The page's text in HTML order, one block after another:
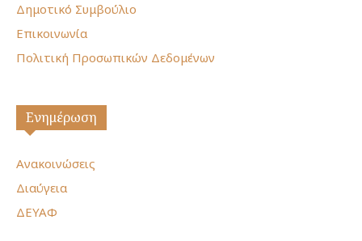
Δημοτικό Συμβούλιο
Επικοινωνία
Πολιτική Προσωπικών Δεδομένων
Ενημέρωση
Ανακοινώσεις
Διαύγεια
ΔΕΥΑΦ